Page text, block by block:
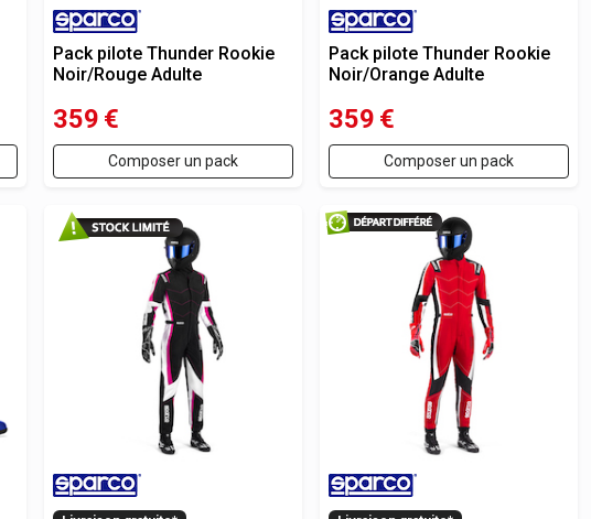
Pack pilote Thunder Rookie
Noir/Rouge Adulte
359 €
Composer un pack
Pack pilote Thunder Rookie
Noir/Orange Adulte
359 €
Composer un pack